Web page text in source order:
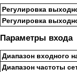
Регулировка
Регулировка
Параметры входа
Диапазон входного
Диапазон частоты